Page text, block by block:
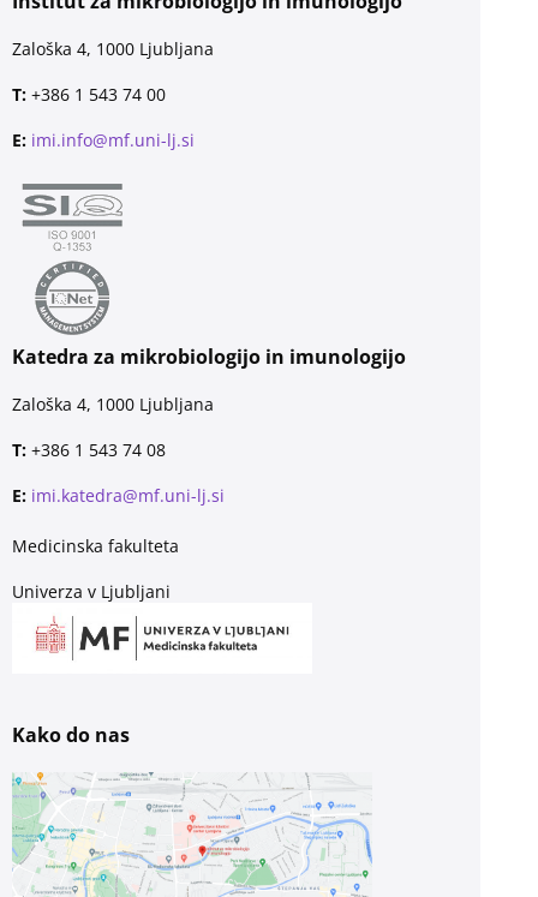
Zaloška 4, 1000 Ljubljana
T: +386 1 543 74 00
E: imi.info@mf.uni-lj.si
Katedra za mikrobiologijo in imunologijo
Zaloška 4, 1000 Ljubljana
T: +386 1 543 74 08
E: imi.katedra@mf.uni-lj.si
Medicinska fakulteta
Univerza v Ljubljani
Kako do nas